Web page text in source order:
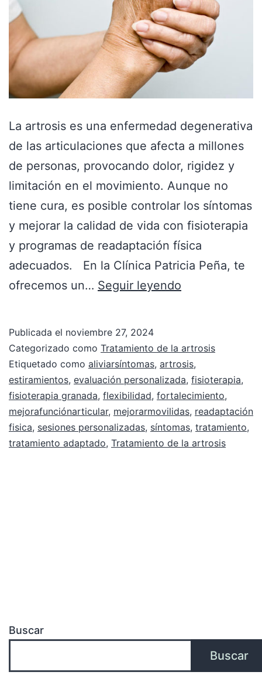
La artrosis es una enfermedad degenerativa
de las articulaciones que afecta a millones
de personas, provocando dolor, rigidez y
limitación en el movimiento. Aunque no
tiene cura, es posible controlar los síntomas
y mejorar la calidad de vida con fisioterapia
y programas de readaptación física
adecuados. En la Clínica Patricia Peña, te
ofrecemos un… Seguir leyendo
Publicada el noviembre 27, 2024
Categorizado como Tratamiento de la artrosis
Etiquetado como aliviarsíntomas, artrosis,
estiramientos, evaluación personalizada, fisioterapia,
fisioterapia granada, flexibilidad, fortalecimiento,
mejorafunciónarticular, mejorarmovilidas, readaptación
fisica, sesiones personalizadas, síntomas, tratamiento,
tratamiento adaptado, Tratamiento de la artrosis
Buscar
Buscar